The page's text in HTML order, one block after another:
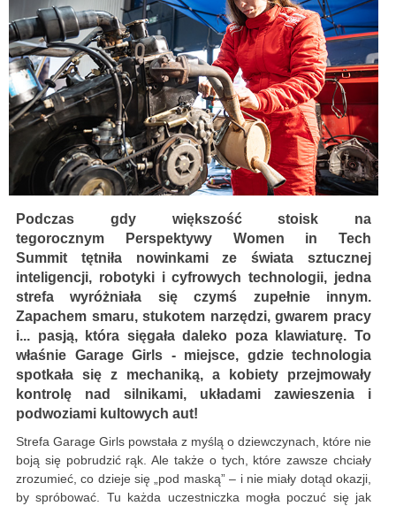
Podczas gdy większość stoisk na
tegorocznym Perspektywy Women in Tech
Summit tętniła nowinkami ze świata sztucznej
inteligencji, robotyki i cyfrowych technologii, jedna
strefa wyróżniała się czymś zupełnie innym.
Zapachem smaru, stukotem narzędzi, gwarem pracy
i... pasją, która sięgała daleko poza klawiaturę. To
właśnie Garage Girls - miejsce, gdzie technologia
spotkała się z mechaniką, a kobiety przejmowały
kontrolę nad silnikami, układami zawieszenia i
podwoziami kultowych aut!
Strefa Garage Girls powstała z myślą o dziewczynach, które nie
boją się pobrudzić rąk. Ale także o tych, które zawsze chciały
zrozumieć, co dzieje się „pod maską” – i nie miały dotąd okazji,
by spróbować. Tu każda uczestniczka mogła poczuć się jak